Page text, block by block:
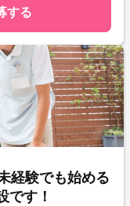
する
経験でも始める
です！